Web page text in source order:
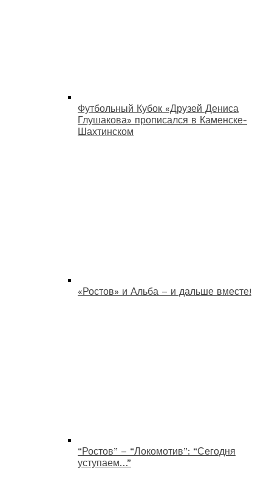
Футбольный Кубок «Друзей Дениса
Глушакова» прописался в Каменске-
Шахтинском
«Ростов» и Альба – и дальше вместе!
“Ростов” – “Локомотив”: “Сегодня
уступаем…”